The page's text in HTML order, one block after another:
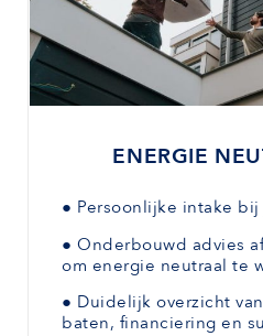
ENERGIE
● Persoonlijke intake
● Onderbouwd advies
om energie neutraal te
● Duidelijk overzicht
baten, financiering en